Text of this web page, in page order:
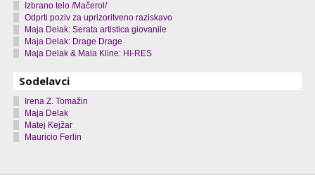
Izbrano telo /Mačerol/
Odprti poziv za uprizoritveno raziskavo
Maja Delak: Serata artistica giovanile
Maja Delak: Drage Drage
Maja Delak & Mala Kline: HI-RES
Sodelavci
Irena Z. Tomažin
Maja Delak
Matej Kejžar
Mauricio Ferlin